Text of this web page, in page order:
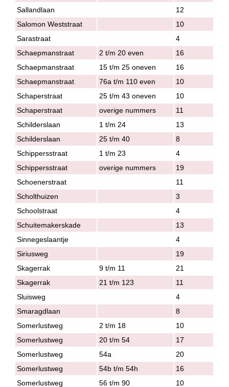
Sallandlaan
12
Salomon Weststraat
10
Sarastraat
4
Schaepmanstraat
2 t/m 20 even
16
Schaepmanstraat
15 t/m 25 oneven
16
Schaepmanstraat
76a t/m 110 even
10
Schaperstraat
25 t/m 43 oneven
10
Schaperstraat
overige nummers
11
Schilderslaan
1 t/m 24
13
Schilderslaan
25 t/m 40
8
Schippersstraat
1 t/m 23
4
Schippersstraat
overige nummers
19
Schoenerstraat
11
Scholthuizen
3
Schoolstraat
4
Schuitemakerskade
13
Sinnegeslaantje
4
Siriusweg
19
Skagerrak
9 t/m 11
21
Skagerrak
21 t/m 123
11
Sluisweg
4
Smaragdlaan
8
Somerlustweg
2 t/m 18
10
Somerlustweg
20 t/m 54
17
Somerlustweg
54a
20
Somerlustweg
54b t/m 54h
16
Somerlustweg
56 t/m 90 10